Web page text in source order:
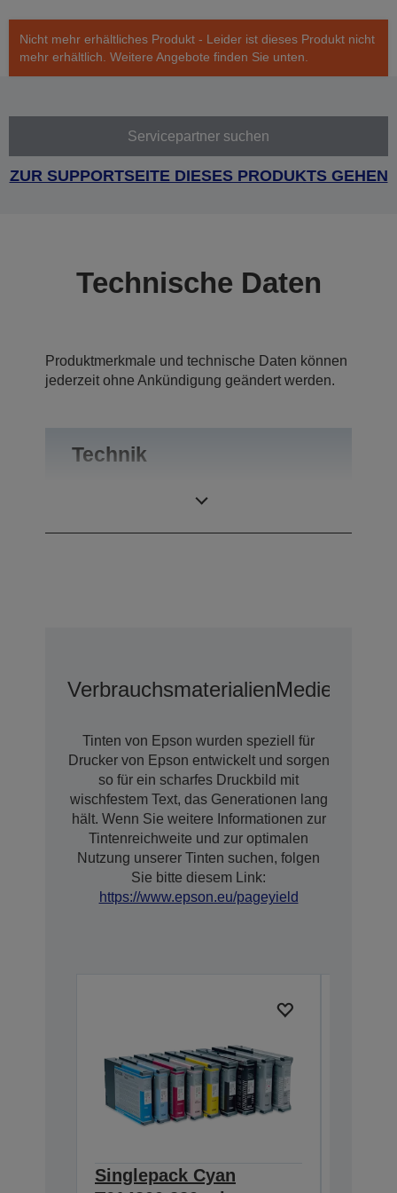
Nicht mehr erhältliches Produkt - Leider ist dieses Produkt nicht
mehr erhältlich. Weitere Angebote finden Sie unten.
Servicepartner suchen
ZUR SUPPORTSEITE DIESES PRODUKTS GEHEN
Technische Daten
Produktmerkmale und technische Daten können
jederzeit ohne Ankündigung geändert werden.
Technik
VerbrauchsmaterialienMedien
Tinten von Epson wurden speziell für
Drucker von Epson entwickelt und sorgen
so für ein scharfes Druckbild mit
wischfestem Text, das Generationen lang
hält. Wenn Sie weitere Informationen zur
Tintenreichweite und zur optimalen
Nutzung unserer Tinten suchen, folgen
Sie bitte diesem Link:
https://www.epson.eu/pageyield
Singlepack Cyan